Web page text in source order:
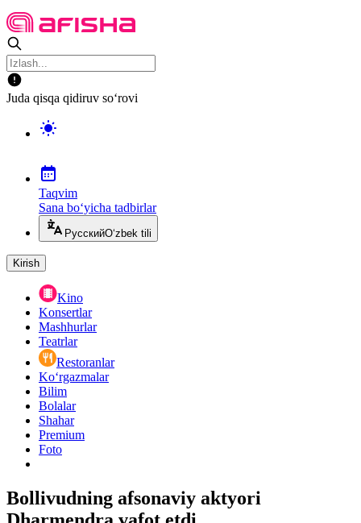
Juda qisqa qidiruv so‘rovi
Taqvim
Sana bo‘yicha tadbirlar
РусскийO‘zbek tili
Kirish
Kino
Konsertlar
Mashhurlar
Teatrlar
Restoranlar
Ko‘rgazmalar
Bilim
Bolalar
Shahar
Premium
Foto
Bollivudning afsonaviy aktyori